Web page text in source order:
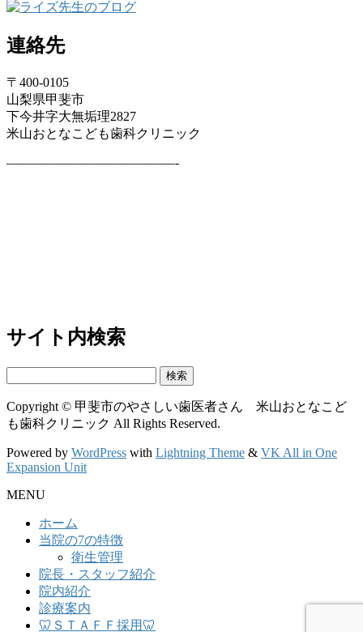
連絡先
〒400-0105
山梨県甲斐市
下今井字大無垢理2827
米山おとなこども歯科クリニック
—————————————-
サイト内検索
Copyright © 甲斐市のやさしい歯医者さん 米山おとなこど
も歯科クリニック All Rights Reserved.
Powered by WordPress with Lightning Theme & VK All in One
Expansion Unit
MENU
ホーム
当院の7の特徴
衛生管理
院長・スタッフ紹介
院内紹介
診療案内
🦷ＳＴＡＦＦ採用🦷